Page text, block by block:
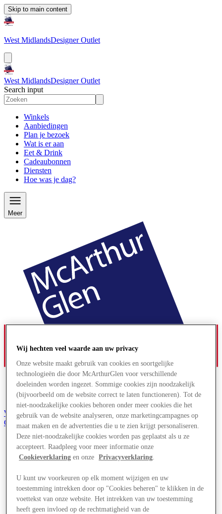
Skip to main content
West MidlandsDesigner Outlet
West MidlandsDesigner Outlet
Search input
Winkels
Aanbiedingen
Plan je bezoek
Wat is er aan
Eet & Drink
Cadeaubonnen
Diensten
Hoe was je dag?
Meer
Word lid van de Club
Gered,
nl
Winkels
Aanbiedingen
Wat is er aan
Cadeaubonnen
Diensten
Hoe was je dag?
Wij hechten veel waarde aan uw privacy
Onze website maakt gebruik van cookies en soortgelijke
technologieën die door McArthurGlen voor verschillende
doeleinden worden ingezet. Sommige cookies zijn noodzakelijk
(bijvoorbeeld om de website correct te laten functioneren). Tot de
niet-noodzakelijke cookies behoren onder meer cookies die het
gebruik van de website analyseren, onze marketingcampagnes op
maat maken en de advertenties die u te zien krijgt personaliseren.
Deze niet-noodzakelijke cookies worden pas geplaatst als u ze
accepteert. Raadpleeg voor meer informatie onze
Cookieverklaring en onze Privacyverklaring
U kunt uw voorkeuren op elk moment wijzigen en uw
toestemming intrekken door op "Cookies beheren" te klikken in de
voettekst van onze website. Het intrekken van uw toestemming
heeft geen invloed op de rechtmatigheid van de